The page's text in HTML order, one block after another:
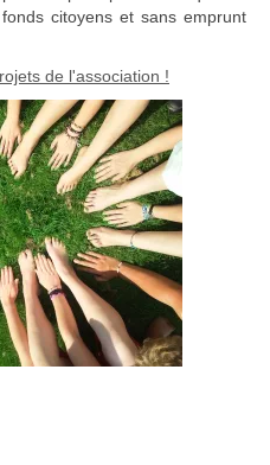
citoyens et sans emprunt
de l'association !